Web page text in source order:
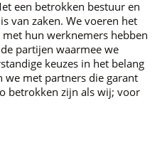
een betrokken bestuur en
van zaken. We voeren het
hun werknemers hebben
partijen waarmee we
keuzes in het belang
we met partners die garant
betrokken zijn als wij; voor